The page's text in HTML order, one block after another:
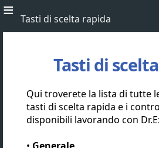
Tasti di scelta rapida
Tasti di
Qui troverete la lista di tutte
tasti di scelta rapida e i
disponibili lavorando con